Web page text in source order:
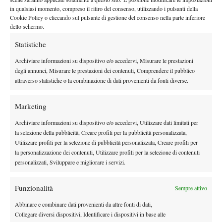
in qualsiasi momento, compreso il ritiro del consenso, utilizzando i pulsanti della
Cookie Policy o cliccando sul pulsante di gestione del consenso nella parte inferiore
dello schermo.
Statistiche
Archiviare informazioni su dispositivo e/o accedervi, Misurare le prestazioni
degli annunci, Misurare le prestazioni dei contenuti, Comprendere il pubblico
attraverso statistiche o la combinazione di dati provenienti da fonti diverse.
Marketing
Archiviare informazioni su dispositivo e/o accedervi, Utilizzare dati limitati per
la selezione della pubblicità, Creare profili per la pubblicità personalizzata,
Utilizzare profili per la selezione di pubblicità personalizzata, Creare profili per
la personalizzazione dei contenuti, Utilizzare profili per la selezione di contenuti
personalizzati, Sviluppare e migliorare i servizi.
Funzionalità Sempre attivo
Abbinare e combinare dati provenienti da altre fonti di dati,
Collegare diversi dispositivi, Identificare i dispositivi in base alle
raggiunti già dieci volte in carriera senza mai riuscire a superarli.
Una statistica che, almeno a suo dire, non rappresenta
un’ossessione. “
barriera”, ha detto. “
So che se continuerò a fare le cose nel modo giusto, prima o poi
succederà.Dieci quarti di finale sono comunque un risultato
importante, migliore di tanti giocatori che magari hanno fatto
con una o due semifinali,
la cambierei
IL PROSSIMO ROUND
Parlando del possibile prossimo avversario, Alex De Minaur,
Rublev ha mostrato grande rispetto: “
giocatori che hanno vinto Slam e grandi finali. È solo una
questione di tempo ”.
I CAPELLI PERFETTI DI RUBLEV